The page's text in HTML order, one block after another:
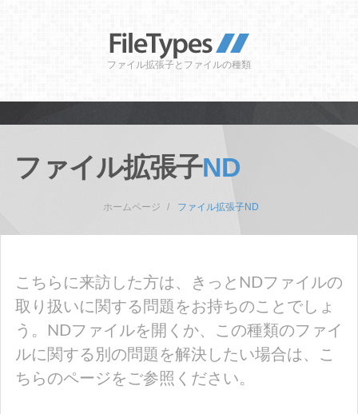
ファイル拡張子とファイルの種類
ファイル拡張子ND
ホームページ ファイル拡張子ND
こちらに来訪した方は、きっとNDファイルの
取り扱いに関する問題をお持ちのことでしょ
う。NDファイルを開くか、この種類のファイ
ルに関する別の問題を解決したい場合は、こ
ちらのページをご参照ください。